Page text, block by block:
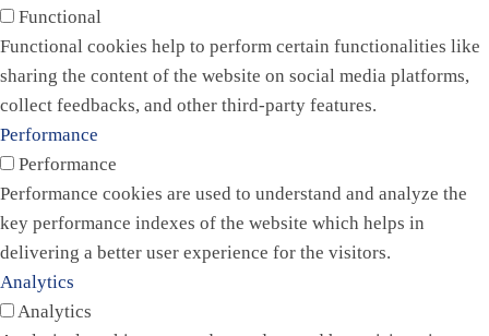
Functional
Functional cookies help to perform certain functionalities like
sharing the content of the website on social media platforms,
collect feedbacks, and other third-party features.
Performance
Performance
Performance cookies are used to understand and analyze the
key performance indexes of the website which helps in
delivering a better user experience for the visitors.
Analytics
Analytics